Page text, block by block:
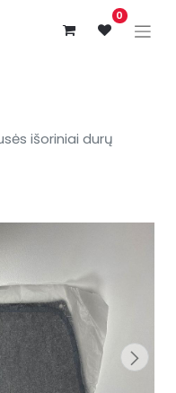
0
išoriniai durų